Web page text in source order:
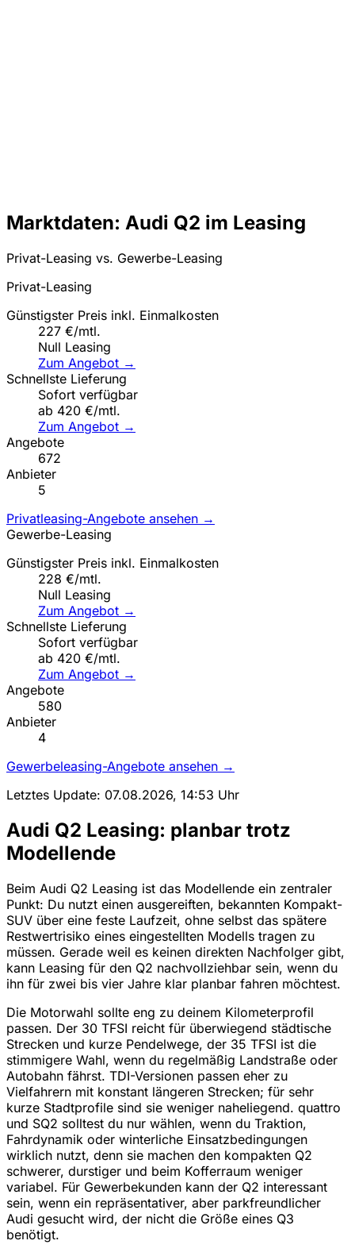
Marktdaten: Audi Q2 im Leasing
Privat-Leasing vs. Gewerbe-Leasing
Privat-Leasing
Günstigster Preis inkl. Einmalkosten
227 €/mtl.
Null Leasing
Zum Angebot →
Schnellste Lieferung
Sofort verfügbar
ab 420 €/mtl.
Zum Angebot →
Angebote
672
Anbieter
5
Privatleasing-Angebote ansehen →
Gewerbe-Leasing
Günstigster Preis inkl. Einmalkosten
228 €/mtl.
Null Leasing
Zum Angebot →
Schnellste Lieferung
Sofort verfügbar
ab 420 €/mtl.
Zum Angebot →
Angebote
580
Anbieter
4
Gewerbeleasing-Angebote ansehen →
Letztes Update: 07.08.2026, 14:53 Uhr
Audi Q2 Leasing: planbar trotz
Modellende
Beim Audi Q2 Leasing ist das Modellende ein zentraler
Punkt: Du nutzt einen ausgereiften, bekannten Kompakt-
SUV über eine feste Laufzeit, ohne selbst das spätere
Restwertrisiko eines eingestellten Modells tragen zu
müssen. Gerade weil es keinen direkten Nachfolger gibt,
kann Leasing für den Q2 nachvollziehbar sein, wenn du
ihn für zwei bis vier Jahre klar planbar fahren möchtest.
Die Motorwahl sollte eng zu deinem Kilometerprofil
passen. Der 30 TFSI reicht für überwiegend städtische
Strecken und kurze Pendelwege, der 35 TFSI ist die
stimmigere Wahl, wenn du regelmäßig Landstraße oder
Autobahn fährst. TDI-Versionen passen eher zu
Vielfahrern mit konstant längeren Strecken; für sehr
kurze Stadtprofile sind sie weniger naheliegend. quattro
und SQ2 solltest du nur wählen, wenn du Traktion,
Fahrdynamik oder winterliche Einsatzbedingungen
wirklich nutzt, denn sie machen den kompakten Q2
schwerer, durstiger und beim Kofferraum weniger
variabel. Für Gewerbekunden kann der Q2 interessant
sein, wenn ein repräsentativer, aber parkfreundlicher
Audi gesucht wird, der nicht die Größe eines Q3
benötigt.